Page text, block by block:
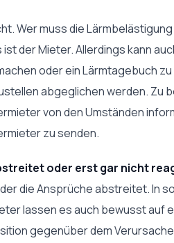
Wer muss die
der Mieter. Allerdings kann
oder ein Lärmtagebuch
abgeglichen werden. Zu
von den Umständen
zu senden.
oder erst gar nicht
die Ansprüche abstreitet. In
lassen es auch bewusst auf
gegenüber dem